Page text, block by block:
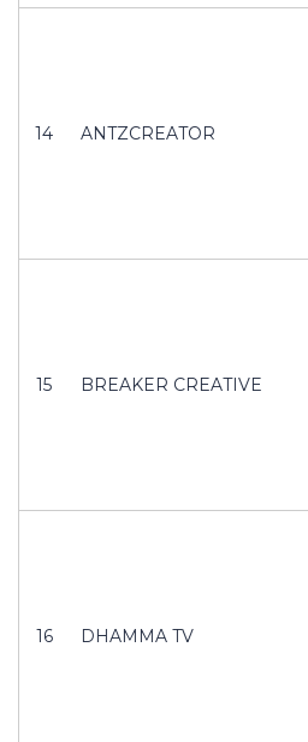
14 ANTZCREATOR
15 BREAKER CREATIVE
16 DHAMMA TV